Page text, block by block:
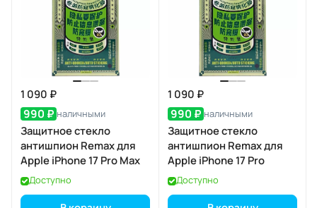
1 090 ₽
990 ₽ наличными
Защитное стекло
антишпион Remax для
Apple iPhone 17 Pro Max
Доступно
1 090 ₽
990 ₽ наличными
Защитное стекло
антишпион Remax для
Apple iPhone 17 Pro
Доступно